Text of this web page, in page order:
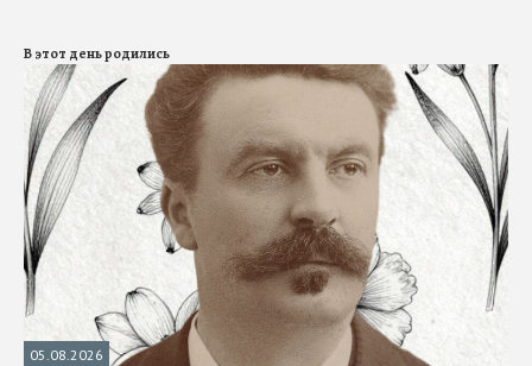
В этот день родились
05.08.2026